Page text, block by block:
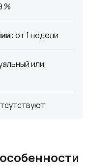
%
от 1 недели
или